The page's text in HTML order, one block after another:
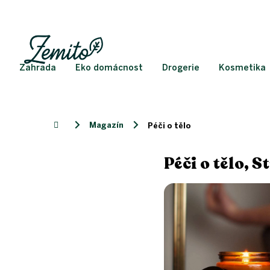
Zahrada Eko domácnost Drogerie Kosmetika
Domů Magazín Péči o tělo
Péči o tělo,
V